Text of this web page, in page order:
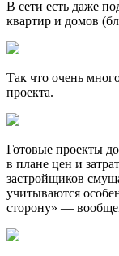
В сети есть даже
квартир и домов
Так что очень
проекта.
Готовые проекты
в плане цен и
застройщиков
учитываются
сторону» —